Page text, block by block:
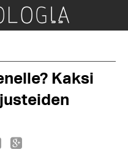
Kaksi